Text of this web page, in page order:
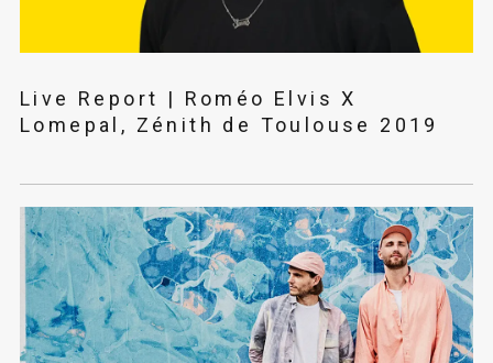
Live Report | Roméo Elvis X
Lomepal, Zénith de Toulouse 2019